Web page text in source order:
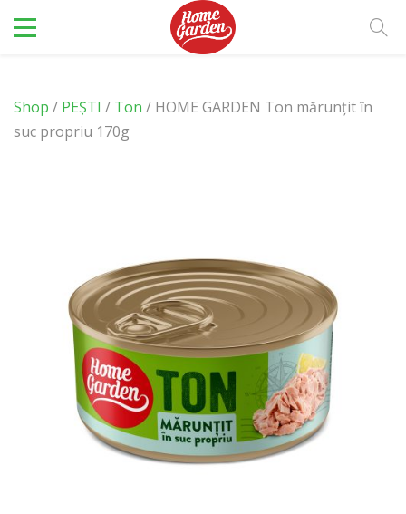
Shop / PEȘTI / Ton / HOME GARDEN Ton mărunțit în
suc propriu 170g